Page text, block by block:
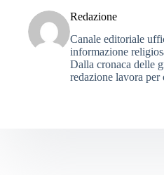
Redazione
Canale editoriale
informazione
Dalla cronaca delle
redazione lavora